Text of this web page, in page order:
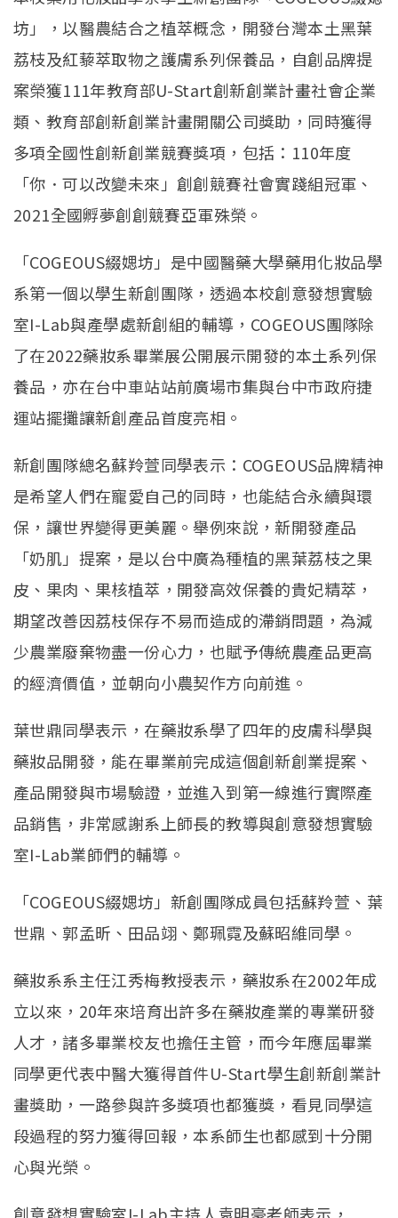
坊」，以醫農結合之植萃概念，開發台灣本土黑葉
荔枝及紅藜萃取物之護膚系列保養品，自創品牌提
案榮獲111年教育部U-Start創新創業計畫社會企業
類、教育部創新創業計畫開關公司獎助，同時獲得
多項全國性創新創業競賽獎項，包括：110年度
「你．可以改變未來」創創競賽社會實踐組冠軍、
2021全國孵夢創創競賽亞軍殊榮。
「COGEOUS綴媤坊」是中國醫藥大學藥用化妝品學
系第一個以學生新創團隊，透過本校創意發想實驗
室I-Lab與產學處新創組的輔導，COGEOUS團隊除
了在2022藥妝系畢業展公開展示開發的本土系列保
養品，亦在台中車站站前廣場市集與台中市政府捷
運站擺攤讓新創產品首度亮相。
新創團隊總名蘇羚萱同學表示：COGEOUS品牌精神
是希望人們在寵愛自己的同時，也能結合永續與環
保，讓世界變得更美麗。舉例來說，新開發產品
「奶肌」提案，是以台中廣為種植的黑葉荔枝之果
皮、果肉、果核植萃，開發高效保養的貴妃精萃，
期望改善因荔枝保存不易而造成的滯銷問題，為減
少農業廢棄物盡一份心力，也賦予傳統農產品更高
的經濟價值，並朝向小農契作方向前進。
葉世鼎同學表示，在藥妝系學了四年的皮膚科學與
藥妝品開發，能在畢業前完成這個創新創業提案、
產品開發與市場驗證，並進入到第一線進行實際產
品銷售，非常感謝系上師長的教導與創意發想實驗
室I-Lab業師們的輔導。
「COGEOUS綴媤坊」新創團隊成員包括蘇羚萱、葉
世鼎、郭孟昕、田品翊、鄭珮霓及蘇昭維同學。
藥妝系系主任江秀梅教授表示，藥妝系在2002年成
立以來，20年來培育出許多在藥妝產業的專業研發
人才，諸多畢業校友也擔任主管，而今年應屆畢業
同學更代表中醫大獲得首件U-Start學生創新創業計
畫獎助，一路參與許多獎項也都獲獎，看見同學這
段過程的努力獲得回報，本系師生也都感到十分開
心與光榮。